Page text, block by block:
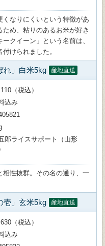
くなりにくいという特徴があ
め、粘りのあるお米が好き
クイーン」という名前は、
けられました。
」白米5kg 産地直送
（税込）
込み
郎ライスサポート（山形
相性抜群。その名の通り、一
」玄米5kg 産地直送
（税込）
込み